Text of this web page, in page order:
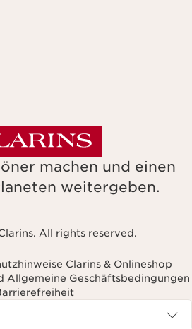
machen und einen
weitergeben.
All rights reserved.
Clarins & Onlineshop
Allgemeine Geschäftsbedingungen